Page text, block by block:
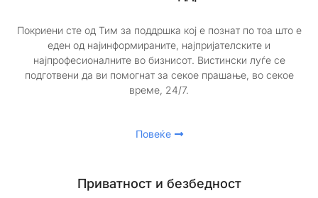
Покриени сте од Тим за поддршка кој е познат по тоа што е
еден од најинформираните, најпријателските и
најпрофесионалните во бизнисот. Вистински луѓе се
подготвени да ви помогнат за секое прашање, во секое
време, 24/7.
Повеќе
Приватност и безбедност